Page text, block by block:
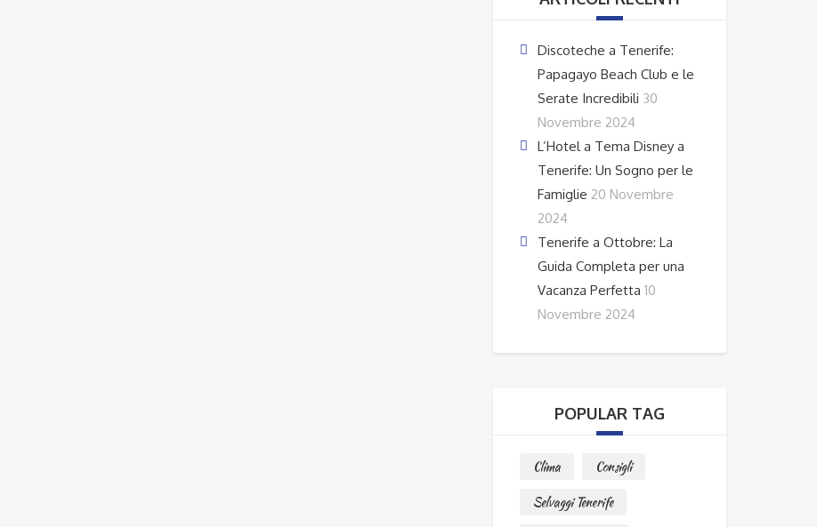
Discoteche a Tenerife:
Papagayo Beach Club e le
Serate Incredibili 30
Novembre 2024
L’Hotel a Tema Disney a
Tenerife: Un Sogno per le
Famiglie 20 Novembre
2024
Tenerife a Ottobre: La
Guida Completa per una
Vacanza Perfetta 10
Novembre 2024
POPULAR TAG
Clima
Consigli
Selvaggi Tenerife